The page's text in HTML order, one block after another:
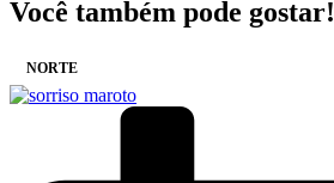
Você também pode gostar!
NORTE